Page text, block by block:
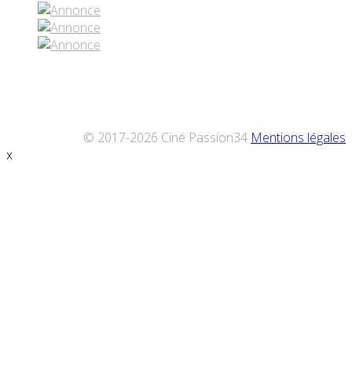
© 2017-2026 Ciné Passion34 Mentions légales
x